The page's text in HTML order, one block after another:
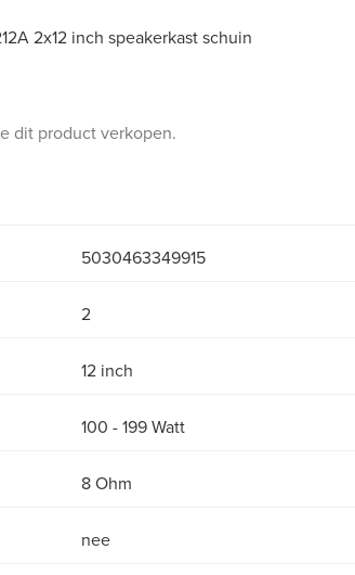
2x12 inch speakerkast schuin
dit product verkopen.
5030463349915
2
12 inch
100 - 199 Watt
8 Ohm
nee